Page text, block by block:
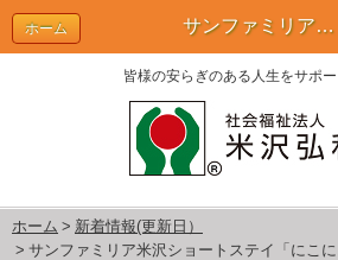
サンファミリア米沢ショートステイ「にこにこ通信 令和７年１１月号」 | 新着情報(更新日）
ホーム
皆様の安らぎのある人生をサポー
ホーム
新着情報(更新日）
サンファミリア米沢ショートステイ「にこ